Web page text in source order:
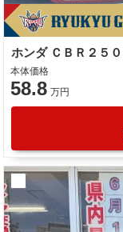
本体価格
58.8 万円